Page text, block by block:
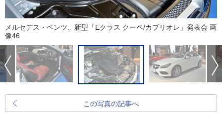
メルセデス・ベンツ、新型「Eクラス クーペ/カブリオレ」発表会 画
像46
この写真の記事へ